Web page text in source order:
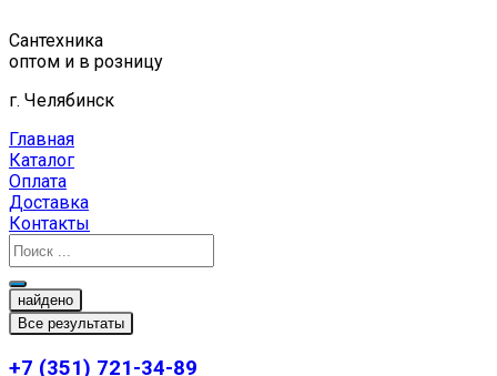
к
содержимому
Сантехника
оптом и в розницу
г. Челябинск
Главная
Каталог
Оплата
Доставка
Контакты
найдено
Все результаты
+7 (351) 721-34-89